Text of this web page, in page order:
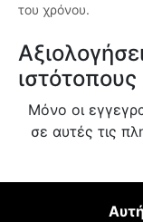
του χρόνου.
ιστότοπους
Μόνο οι
σε αυτές τις